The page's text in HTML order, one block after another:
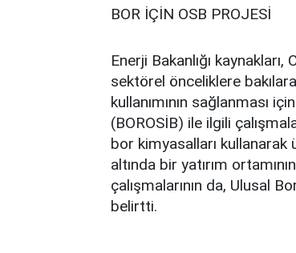
BOR İÇİN OSB PROJESİ
Enerji Bakanlığı
sektörel önceliklere
kullanımının sağlanması
(BOROSİB) ile ilgili
bor kimyasalları kullanarak
altında bir yatırım
çalışmalarının da, Ulusal
belirtti.